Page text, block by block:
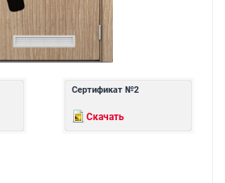
Сертификат №2
Скачать